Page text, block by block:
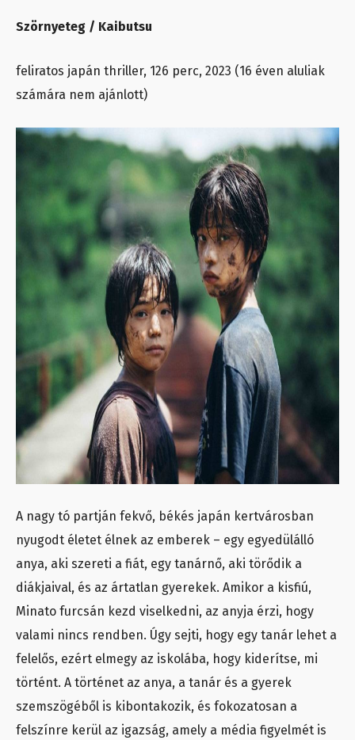
Szörnyeteg / Kaibutsu
feliratos japán thriller, 126 perc, 2023 (16 éven aluliak
számára nem ajánlott)
A nagy tó partján fekvő, békés japán kertvárosban
nyugodt életet élnek az emberek – egy egyedülálló
anya, aki szereti a fiát, egy tanárnő, aki törődik a
diákjaival, és az ártatlan gyerekek. Amikor a kisfiú,
Minato furcsán kezd viselkedni, az anyja érzi, hogy
valami nincs rendben. Úgy sejti, hogy egy tanár lehet a
felelős, ezért elmegy az iskolába, hogy kiderítse, mi
történt. A történet az anya, a tanár és a gyerek
szemszögéből is kibontakozik, és fokozatosan a
felszínre kerül az igazság, amely a média figyelmét is